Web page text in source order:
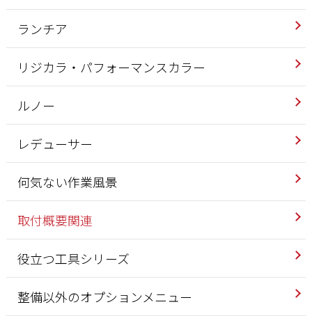
ランチア
リジカラ・パフォーマンスカラー
ルノー
レデューサー
何気ない作業風景
取付概要関連
役立つ工具シリーズ
整備以外のオプションメニュー